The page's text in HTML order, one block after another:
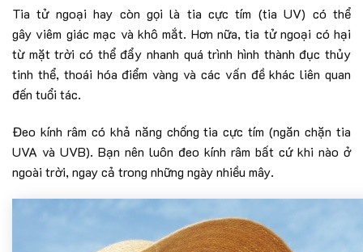
Tia tử ngoại hay còn gọi là tia cực tím (tia UV) có thể
gây viêm giác mạc và khô mắt. Hơn nữa, tia tử ngoại có hại
từ mặt trời có thể đẩy nhanh quá trình hình thành đục thủy
tinh thể, thoái hóa điểm vàng và các vấn đề khác liên quan
đến tuổi tác.
Đeo kính râm có khả năng chống tia cực tím (ngăn chặn tia
UVA và UVB). Bạn nên luôn đeo kính râm bất cứ khi nào ở
ngoài trời, ngay cả trong những ngày nhiều mây.